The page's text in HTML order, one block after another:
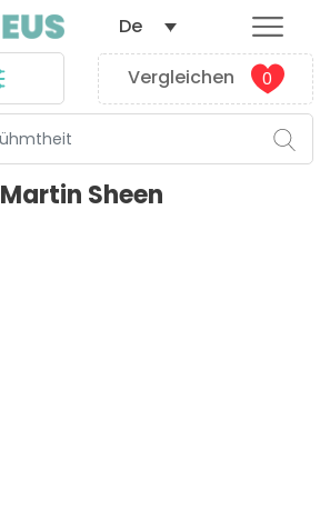
Vergleichen 0
De
Martin Sheen